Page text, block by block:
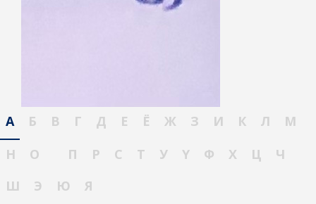
А Б В Г Д Е Ё Ж З И К Л
М
Н
О П Р С Т У Ү Ф Х Ц
Ч
Ш
Э Ю Я